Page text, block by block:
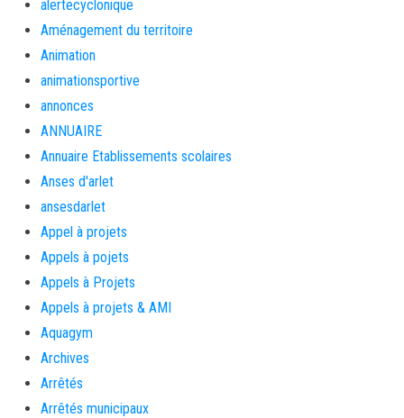
alertecyclonique
Aménagement du territoire
Animation
animationsportive
annonces
ANNUAIRE
Annuaire Etablissements scolaires
Anses d'arlet
ansesdarlet
Appel à projets
Appels à pojets
Appels à Projets
Appels à projets & AMI
Aquagym
Archives
Arrêtés
Arrêtés municipaux